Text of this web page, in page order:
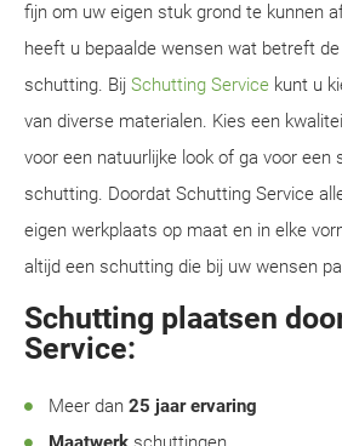
fijn om uw eigen stuk grond te kunnen
heeft u bepaalde wensen wat betreft
schutting. Bij Schutting Service kunt u
van diverse materialen. Kies een
voor een natuurlijke look of ga voor een
schutting. Doordat Schutting Service
eigen werkplaats op maat en in elke
altijd een schutting die bij uw wensen
Schutting plaatsen
Service:
Meer dan 25 jaar ervaring